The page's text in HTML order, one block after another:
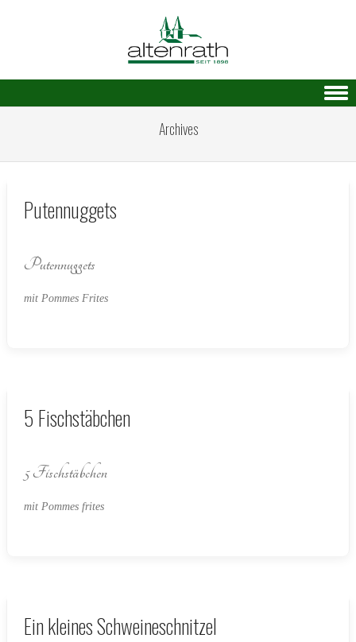
Archives
Putennuggets
Putennuggets
mit Pommes Frites
5 Fischstäbchen
5 Fischstäbchen
mit Pommes frites
Ein kleines Schweineschnitzel